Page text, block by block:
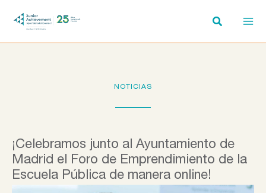
NOTICIAS
¡Celebramos junto al Ayuntamiento de
Madrid el Foro de Emprendimiento de la
Escuela Pública de manera online!